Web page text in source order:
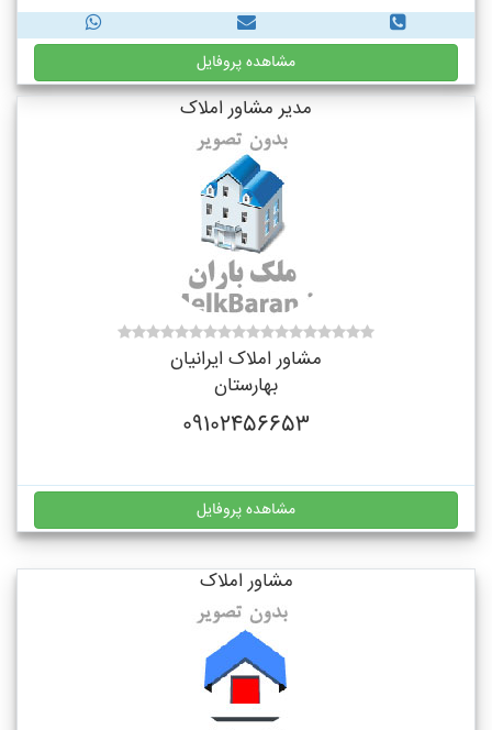
مشاهده پروفایل
مدیر مشاور املاک
مشاور املاک ایرانیان
بهارستان
09102456653
مشاهده پروفایل
مشاور املاک